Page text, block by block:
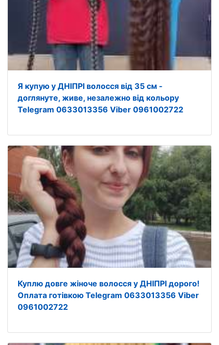
Я купую у ДНІПРІ волосся від 35 см -
доглянуте, живе, незалежно від кольору
Telegram 0633013356 Viber 0961002722
Куплю довге жіноче волосся у ДНІПРІ дорого!
Оплата готівкою Telegram 0633013356 Viber
0961002722